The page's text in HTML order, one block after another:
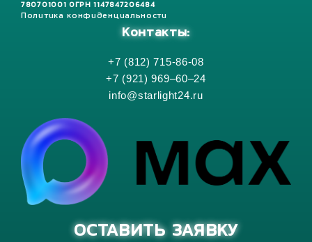
780701001 ОГРН 1147847206484
Политика конфиденциальности
Контакты:
+7 (812) 715-86-08
+7 (921) 969–60–24
info@starlight24.ru
ОСТАВИТЬ ЗАЯВКУ